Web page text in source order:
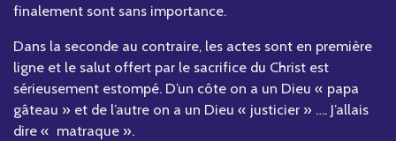
finalement sont sans importance.
Dans la seconde au contraire, les actes sont en première
ligne et le salut offert par le sacrifice du Christ est
sérieusement estompé. D’un côte on a un Dieu « papa
gâteau » et de l’autre on a un Dieu « justicier » …. J’allais
dire « matraque ».